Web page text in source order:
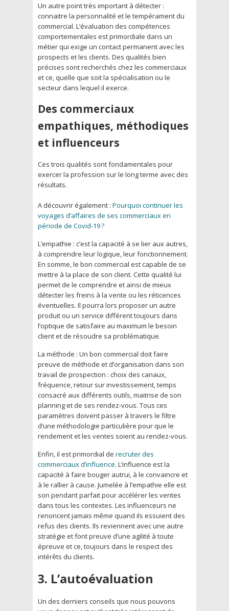
Un autre point très important à détecter :
connaitre la personnalité et le tempérament du
commercial. L’évaluation des compétences
comportementales est primordiale dans un
métier qui exige un contact permanent avec les
prospects et les clients. Des qualités bien
précises sont recherchés chez les commerciaux
et ce, quelle que soit la spécialisation ou le
secteur dans lequel il exerce.
Des commerciaux
empathiques, méthodiques
et influenceurs
Ces trois qualités sont fondamentales pour
exercer la profession sur le long terme avec des
résultats.
A découvrir également : Pourquoi continuer les
voyages d’affaires de ses commerciaux en
période de Covid-19 ?
L’empathie : c’est la capacité à se lier aux autres,
à comprendre leur logique, leur fonctionnement.
En somme, le bon commercial est capable de se
mettre à la place de son client. Cette qualité lui
permet de le comprendre et ainsi de mieux
détecter les freins à la vente ou les réticences
éventuelles. Il pourra lors proposer un autre
produit ou un service différent toujours dans
l’optique de satisfaire au maximum le besoin
client et de résoudre sa problématique.
La méthode : Un bon commercial doit faire
preuve de méthode et d’organisation dans son
travail de prospection : choix des canaux,
fréquence, retour sur investissement, temps
consacré aux différents outils, maitrise de son
planning et de ses rendez-vous. Tous ces
paramètres doivent passer à travers le filtre
d’une méthodologie particulière pour que le
rendement et les ventes soient au rendez-vous.
Enfin, il est primordial de recruter des
commerciaux d’influence. L’influence est la
capacité à faire bouger autrui, à le convaincre et
à le rallier à cause. Jumelée à l’empathie elle est
son pendant parfait pour accélérer les ventes
dans tous les contextes. Les influenceurs ne
renoncent jamais même quand ils essuient des
refus des clients. Ils reviennent avec une autre
stratégie et font preuve d’une agilité à toute
épreuve et ce, toujours dans le respect des
intérêts du clients.
3. L’autoévaluation
Un des derniers conseils que nous pouvons